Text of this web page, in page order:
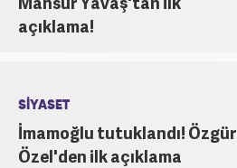
açıklama!
SİYASET
İmamoğlu tutuklandı! Özgür
Özel'den ilk açıklama